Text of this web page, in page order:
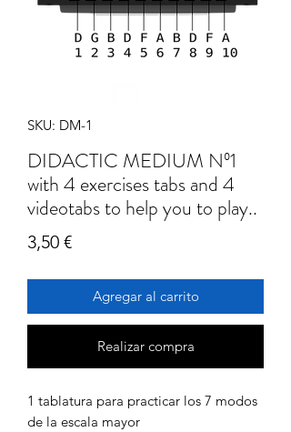
SKU: DM-1
DIDACTIC MEDIUM Nº1
with 4 exercises tabs and 4
videotabs to help you to play..
3,50 €Precio
Agregar al carrito
Realizar compra
1 tablatura para practicar los 7 modos
de la escala mayor